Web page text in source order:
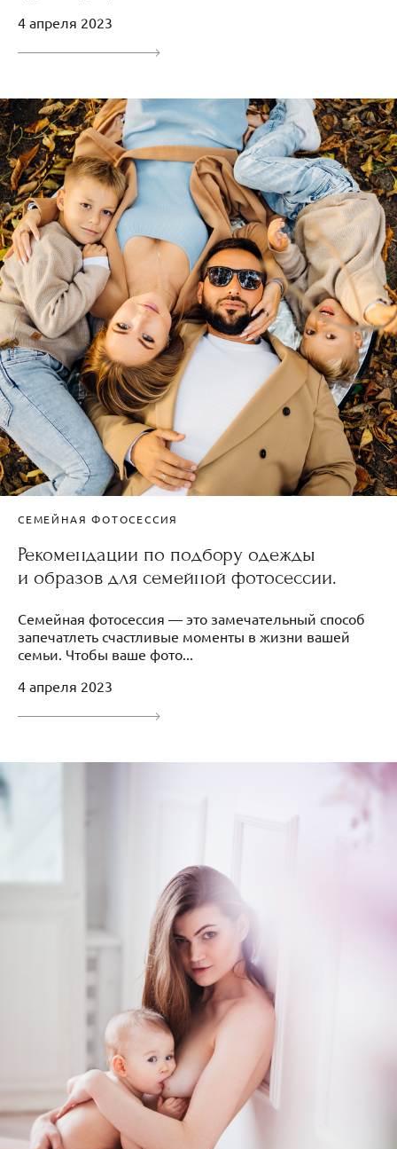
4 апреля 2023
СЕМЕЙНАЯ ФОТОСЕССИЯ
Рекомендации по подбору одежды
и образов для семейной фотосессии.
Семейная фотосессия — это замечательный способ
запечатлеть счастливые моменты в жизни вашей
семьи. Чтобы ваше фото...
4 апреля 2023